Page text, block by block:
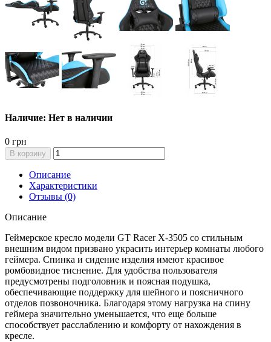
Наличие: Нет в наличии
0 грн
В корзину
Описание
Характеристики
Отзывы (0)
Описание
Геймерское кресло модели GT Racer X-3505 со стильным
внешним видом призвано украсить интерьер комнаты любого
геймера. Спинка и сидение изделия имеют красивое
ромбовидное тиснение. Для удобства пользователя
предусмотрены подголовник и поясная подушка,
обеспечивающие поддержку для шейного и поясничного
отделов позвоночника. Благодаря этому нагрузка на спину
геймера значительно уменьшается, что еще больше
способствует расслаблению и комфорту от нахождения в
кресле.